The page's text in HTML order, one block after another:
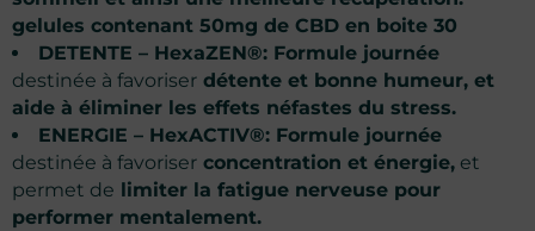
gelules contenant 50mg de CBD en boite 30
DETENTE – HexaZEN®: Formule journée
destinée à favoriser détente et bonne humeur, et
aide à éliminer les effets néfastes du stress.
ENERGIE – HexACTIV®: Formule journée
destinée à favoriser concentration et énergie, et
permet de limiter la fatigue nerveuse pour
performer mentalement.